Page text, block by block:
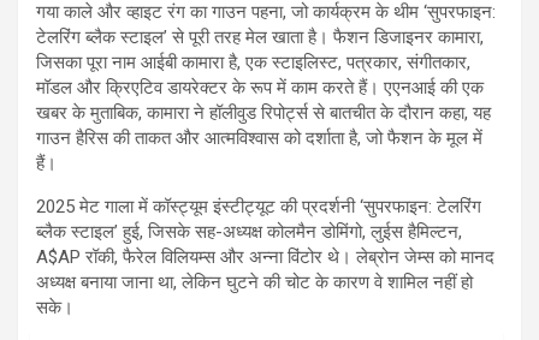
गया काले और व्हाइट रंग का गाउन पहना, जो कार्यक्रम के थीम ‘सुपरफाइन:
टेलरिंग ब्लैक स्टाइल’ से पूरी तरह मेल खाता है। फैशन डिजाइनर कामारा,
जिसका पूरा नाम आईबी कामारा है, एक स्टाइलिस्ट, पत्रकार, संगीतकार,
मॉडल और क्रिएटिव डायरेक्टर के रूप में काम करते हैं। एएनआई की एक
खबर के मुताबिक, कामारा ने हॉलीवुड रिपोर्ट्स से बातचीत के दौरान कहा, यह
गाउन हैरिस की ताकत और आत्मविश्वास को दर्शाता है, जो फैशन के मूल में
हैं।
2025 मेट गाला में कॉस्ट्यूम इंस्टीट्यूट की प्रदर्शनी ‘सुपरफाइन: टेलरिंग
ब्लैक स्टाइल’ हुई, जिसके सह-अध्यक्ष कोलमैन डोमिंगो, लुईस हैमिल्टन,
A$AP रॉकी, फैरेल विलियम्स और अन्ना विंटोर थे। लेब्रोन जेम्स को मानद
अध्यक्ष बनाया जाना था, लेकिन घुटने की चोट के कारण वे शामिल नहीं हो
सके।